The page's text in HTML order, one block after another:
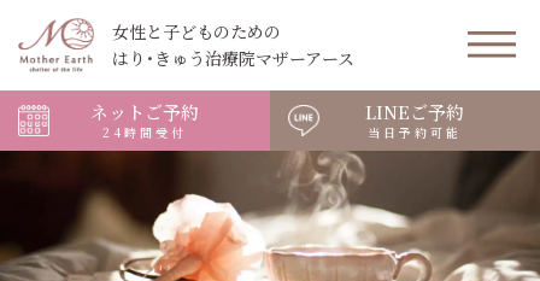
女性と子どものための
はり･きゅう治療院マザーアース
ネットご予約
24時間受付
LINEご予約
当日予約可能